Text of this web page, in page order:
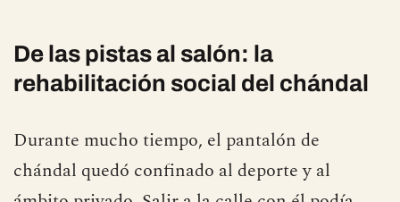
De las pistas al salón: la
rehabilitación social del chándal
Durante mucho tiempo, el pantalón de
chándal quedó confinado al deporte y al